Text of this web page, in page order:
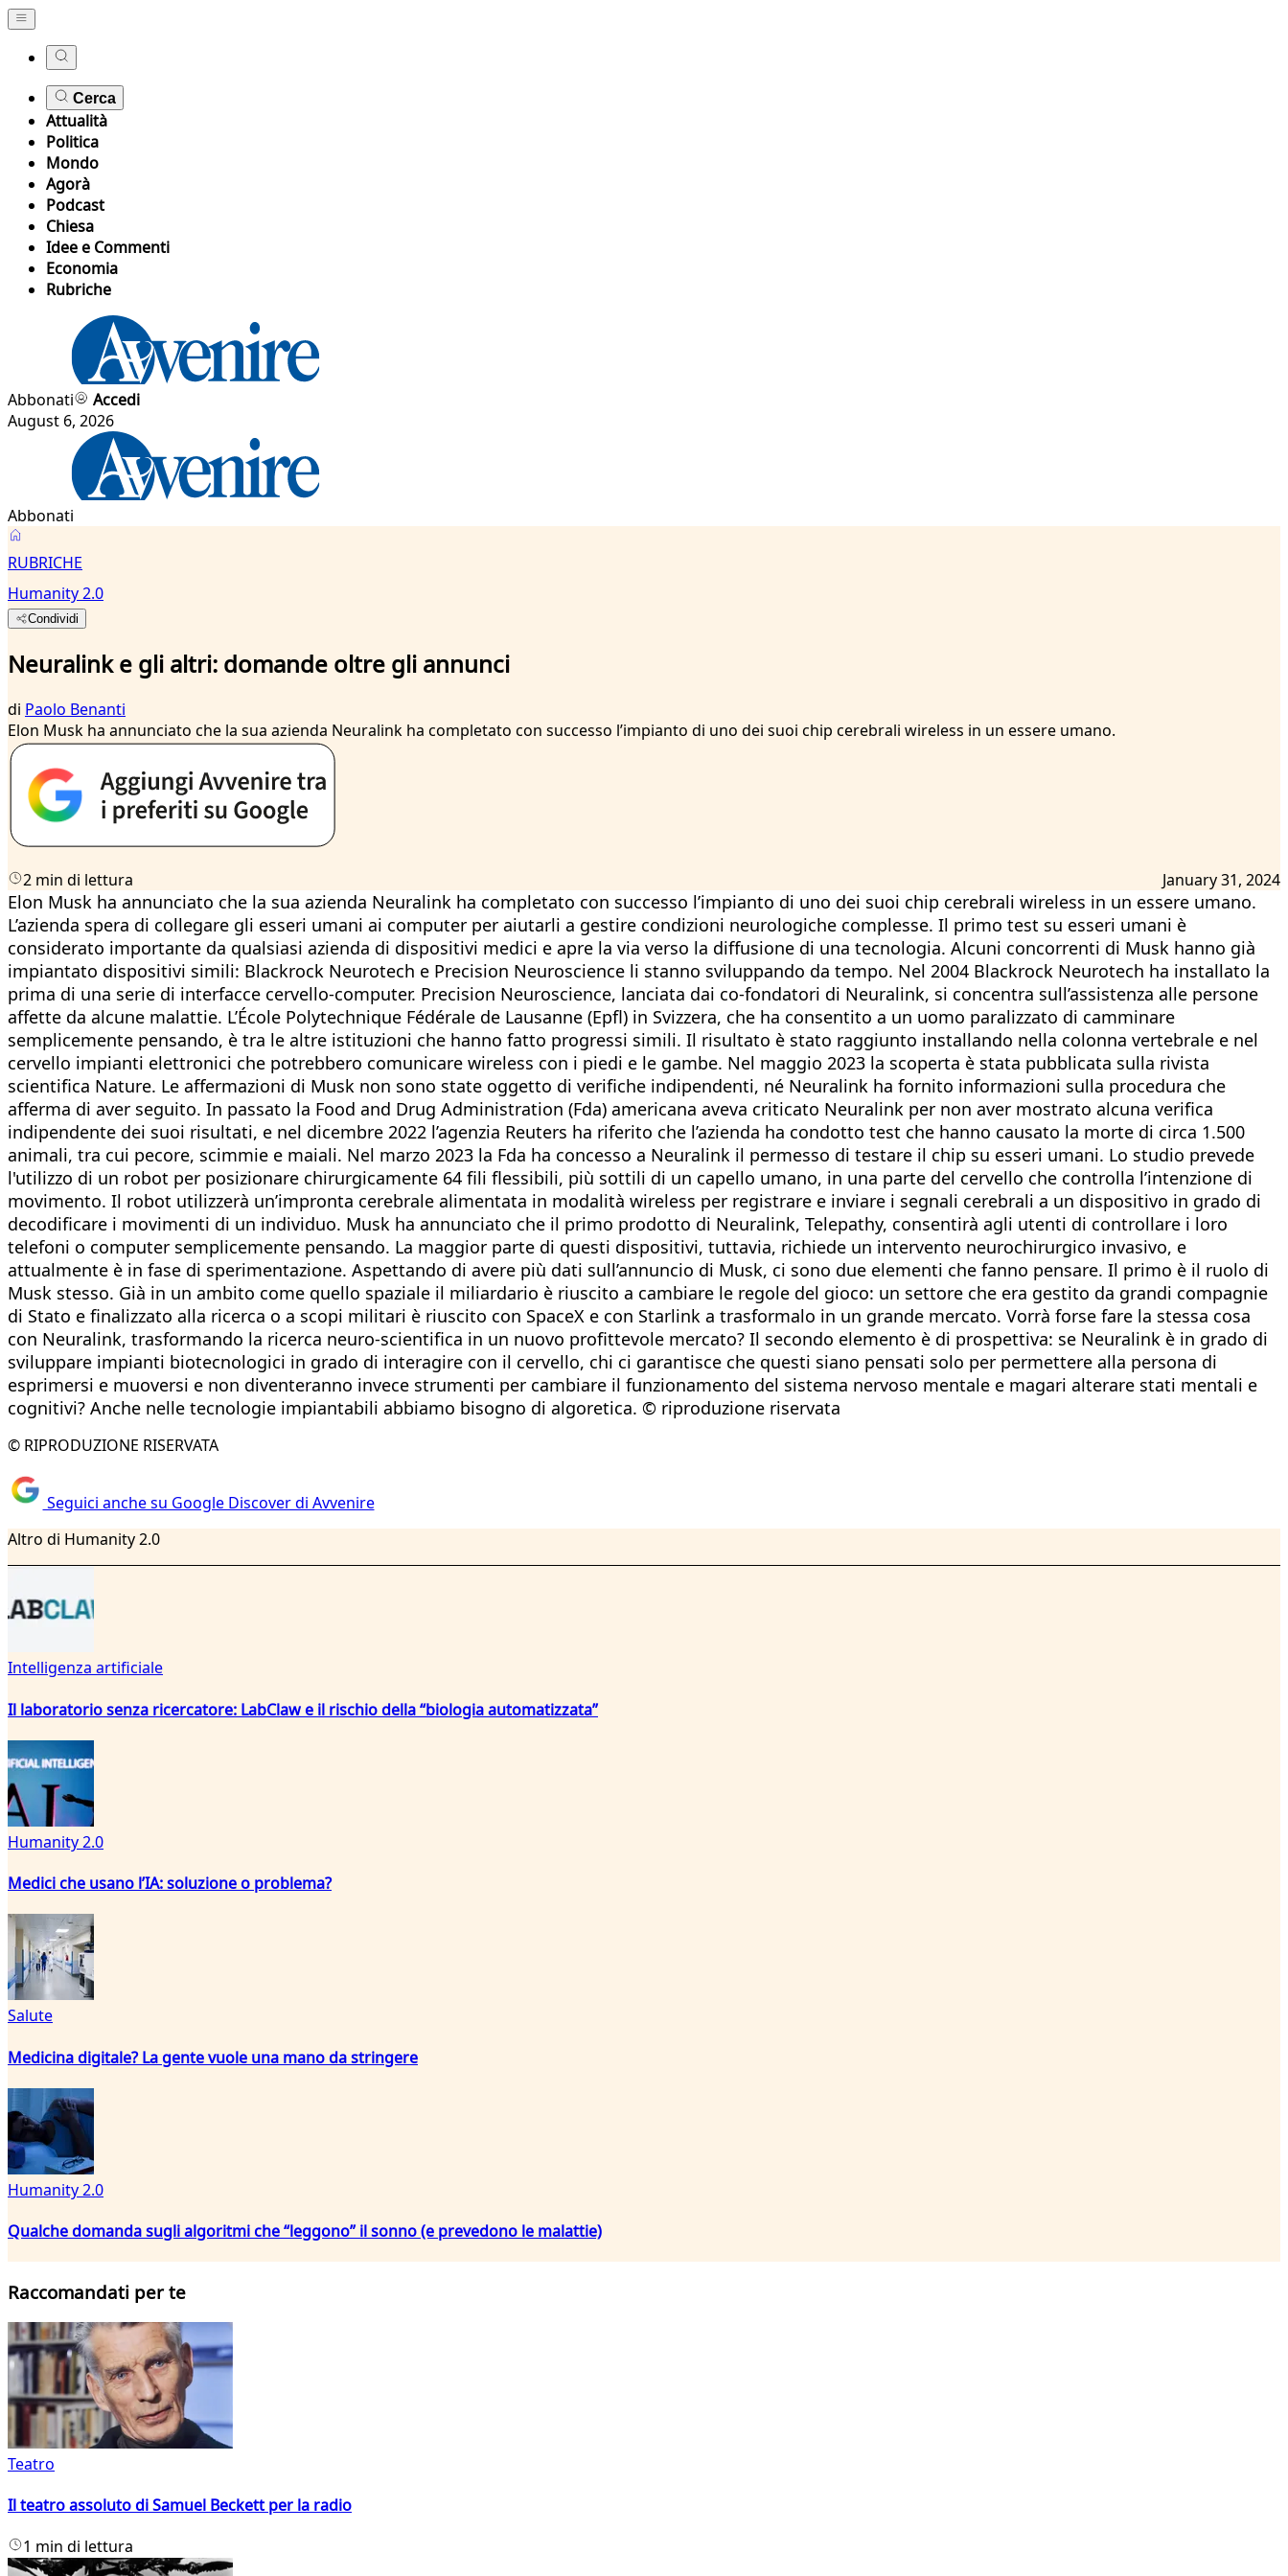
Cerca
Attualità
Politica
Mondo
Agorà
Podcast
Chiesa
Idee e Commenti
Economia
Rubriche
Abbonati
Accedi
August 6, 2026
Abbonati
RUBRICHE
Humanity 2.0
Condividi
Neuralink e gli altri: domande oltre gli annunci
di Paolo Benanti
Elon Musk ha annunciato che la sua azienda Neuralink ha completato con successo l’impianto di uno dei suoi chip cerebrali wireless in un essere umano.
2 min di lettura January 31, 2024
Elon Musk ha annunciato che la sua azienda Neuralink ha completato con successo l’impianto di uno dei suoi chip cerebrali wireless in un essere umano.
L’azienda spera di collegare gli esseri umani ai computer per aiutarli a gestire condizioni neurologiche complesse. Il primo test su esseri umani è
considerato importante da qualsiasi azienda di dispositivi medici e apre la via verso la diffusione di una tecnologia. Alcuni concorrenti di Musk hanno già
impiantato dispositivi simili: Blackrock Neurotech e Precision Neuroscience li stanno sviluppando da tempo. Nel 2004 Blackrock Neurotech ha installato la
prima di una serie di interfacce cervello-computer. Precision Neuroscience, lanciata dai co-fondatori di Neuralink, si concentra sull’assistenza alle persone
affette da alcune malattie. L’École Polytechnique Fédérale de Lausanne (Epfl) in Svizzera, che ha consentito a un uomo paralizzato di camminare
semplicemente pensando, è tra le altre istituzioni che hanno fatto progressi simili. Il risultato è stato raggiunto installando nella colonna vertebrale e nel
cervello impianti elettronici che potrebbero comunicare wireless con i piedi e le gambe. Nel maggio 2023 la scoperta è stata pubblicata sulla rivista
scientifica Nature. Le affermazioni di Musk non sono state oggetto di verifiche indipendenti, né Neuralink ha fornito informazioni sulla procedura che
afferma di aver seguito. In passato la Food and Drug Administration (Fda) americana aveva criticato Neuralink per non aver mostrato alcuna verifica
indipendente dei suoi risultati, e nel dicembre 2022 l’agenzia Reuters ha riferito che l’azienda ha condotto test che hanno causato la morte di circa 1.500
animali, tra cui pecore, scimmie e maiali. Nel marzo 2023 la Fda ha concesso a Neuralink il permesso di testare il chip su esseri umani. Lo studio prevede
l'utilizzo di un robot per posizionare chirurgicamente 64 fili flessibili, più sottili di un capello umano, in una parte del cervello che controlla l’intenzione di
movimento. Il robot utilizzerà un’impronta cerebrale alimentata in modalità wireless per registrare e inviare i segnali cerebrali a un dispositivo in grado di
decodificare i movimenti di un individuo. Musk ha annunciato che il primo prodotto di Neuralink, Telepathy, consentirà agli utenti di controllare i loro
telefoni o computer semplicemente pensando. La maggior parte di questi dispositivi, tuttavia, richiede un intervento neurochirurgico invasivo, e
attualmente è in fase di sperimentazione. Aspettando di avere più dati sull’annuncio di Musk, ci sono due elementi che fanno pensare. Il primo è il ruolo di
Musk stesso. Già in un ambito come quello spaziale il miliardario è riuscito a cambiare le regole del gioco: un settore che era gestito da grandi compagnie
di Stato e finalizzato alla ricerca o a scopi militari è riuscito con SpaceX e con Starlink a trasformalo in un grande mercato. Vorrà forse fare la stessa cosa
con Neuralink, trasformando la ricerca neuro-scientifica in un nuovo profittevole mercato? Il secondo elemento è di prospettiva: se Neuralink è in grado di
sviluppare impianti biotecnologici in grado di interagire con il cervello, chi ci garantisce che questi siano pensati solo per permettere alla persona di
esprimersi e muoversi e non diventeranno invece strumenti per cambiare il funzionamento del sistema nervoso mentale e magari alterare stati mentali e
cognitivi? Anche nelle tecnologie impiantabili abbiamo bisogno di algoretica. © riproduzione riservata
© RIPRODUZIONE RISERVATA
Seguici anche su Google Discover di Avvenire
Altro di Humanity 2.0
Intelligenza artificiale
Il laboratorio senza ricercatore: LabClaw e il rischio della “biologia automatizzata”
Humanity 2.0
Medici che usano l’IA: soluzione o problema?
Salute
Medicina digitale? La gente vuole una mano da stringere
Humanity 2.0
Qualche domanda sugli algoritmi che “leggono” il sonno (e prevedono le malattie)
Raccomandati per te
Teatro
Il teatro assoluto di Samuel Beckett per la radio
1 min di lettura